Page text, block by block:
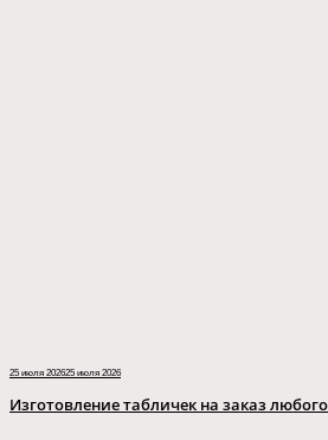
25 июля 202625 июля 2026
Изготовление табличек на заказ